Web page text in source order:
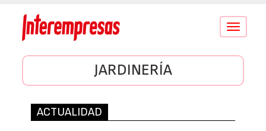
Conmutar
JARDINERÍA
ACTUALIDAD